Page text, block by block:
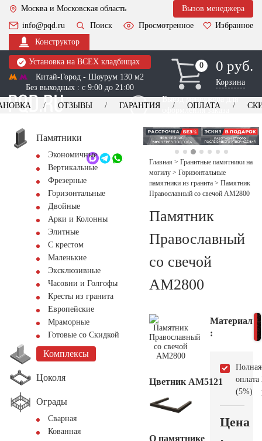
Москва и Московская область
Вызов менеджера
info@pqd.ru
Поиск Просмотренное
Избранное
Конструктор
Установка на ВСЕХ кладбищах
Китай-Город - Шоурум 130 м2
Без выходных : с 9:00 до 21:00
0
0 0 руб.
Корзина
Выезд менеджера для
оформления заказа
+7 (495) 518-44-23
Обратный звонок
ОТЗЫВЫ ГАРАНТИЯ ОПЛАТА
Памятники
Экономичные
Вертикальные
Фрезерные
Горизонтальные
Двойные
Арки и Колонны
Элитные
С крестом
Маленькие
Эксклюзивные
Часовни и Голгофы
Кресты из гранита
Европейские
Мраморные
Готовые со Скидкой
Комплексы
Цоколя
Ограды
Сварная
Кованная
Главная > Гранитные памятники на
могилу > Горизонтальные
памятники из гранита > Памятник
Православный со свечой AM2800
Памятник
Православный
со свечой
AM2800
Цветник АМ5121
О памятнике
Материал
:
Полная
оплата
(5%)
Цена